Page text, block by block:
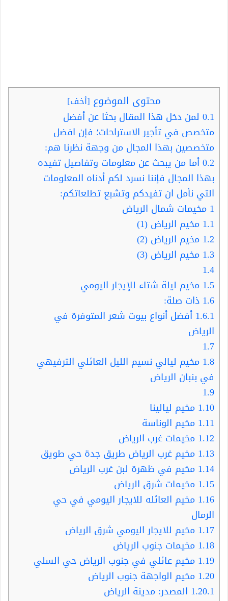
محتوى الموضوع [أخف]
0.1 لمن دخل هذا المقال بحثا عن أفضل
متخصص في تأجير الاستراحات؛ فإن افضل
متخصصين بهذا المجال من وجهة نظرنا هم:
0.2أما من يبحث عن معلومات وتفاصيل تفيده
بهذا المجال فإننا نسرد لكم أدناه المعلومات
التي نأمل ان تفيدكم وتشبع تطلعاتكم:
1 مخيمات شمال الرياض
1.1 مخيم الرياض (1)
1.2 مخيم الرياض (2)
1.3 مخيم الرياض (3)
1.4
1.5 مخيم ليلة شتاء للإيجار اليومي
1.6 ذات صلة:
1.6.1 أفضل أنواع بيوت شعر المتوفرة في
الرياض
1.7
1.8 مخيم ليالي نسيم الليل العائلي الترفيهي
في بنبان الرياض
1.9
1.10 مخيم ليالينا
1.11 مخيم الوناسة
1.12 مخيمات غرب الرياض
1.13 مخيم غرب الرياض طريق جدة حي طويق
1.14 مخيم في ظهرة لبن غرب الرياض
1.15 مخيمات شرق الرياض
1.16 مخيم العائله للايجار اليومي في حي
الرمال
1.17 مخيم للايجار اليومي شرق الرياض
1.18 مخيمات جنوب الرياض
1.19 مخيم عائلي في جنوب الرياض حي السلي
1.20 مخيم الواجهة جنوب الرياض
1.20.1 المصدر: مدينة الرياض